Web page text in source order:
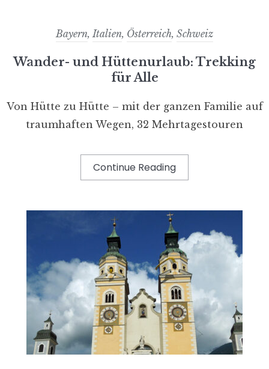
Bayern, Italien, Österreich, Schweiz
Wander- und Hüttenurlaub: Trekking
für Alle
Von Hütte zu Hütte – mit der ganzen Familie auf
traumhaften Wegen, 32 Mehrtagestouren
Continue Reading